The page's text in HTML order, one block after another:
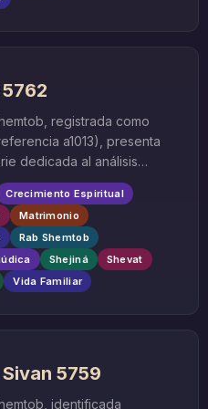
registrada como
a1013), presenta
dedicada al análisis
desde la
la Torá. Impartida
del año 5762, esta
para
basándose en
judía.
Crecimiento Espiritual
Matrimonio
Rab Shemtob
Shejiná
Shevat
Vida Familiar
5759
identificada